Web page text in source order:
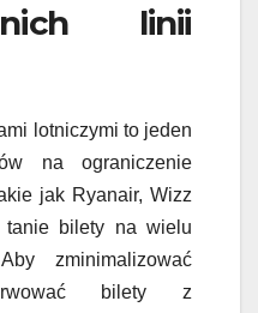
linii
lotniczymi to jeden
na ograniczenie
jak Ryanair, Wizz
bilety na wielu
zminimalizować
bilety z